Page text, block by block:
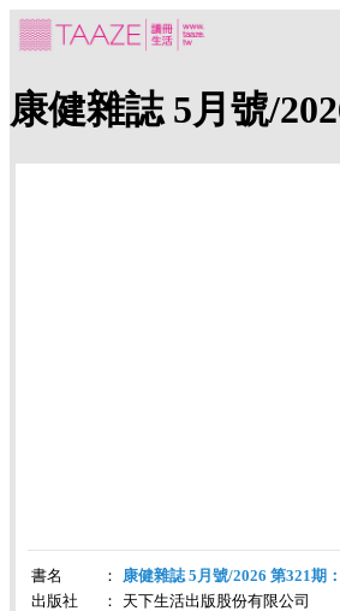
康健雜誌 5月號/
書名 ：
康健雜誌 5月號/2026 第321期
出版社
：
天下生活出版股份有限公司